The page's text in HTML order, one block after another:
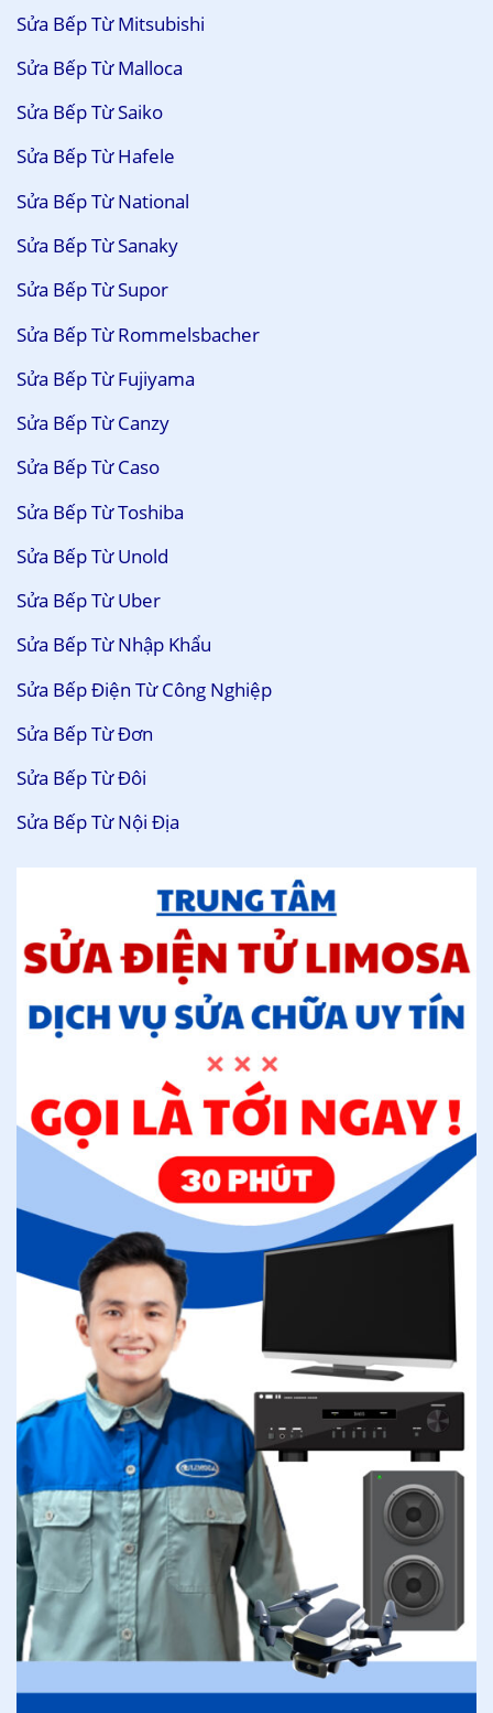
Sửa Bếp Từ Mitsubishi
Sửa Bếp Từ Malloca
Sửa Bếp Từ Saiko
Sửa Bếp Từ Hafele
Sửa Bếp Từ National
Sửa Bếp Từ Sanaky
Sửa Bếp Từ Supor
Sửa Bếp Từ Rommelsbacher
Sửa Bếp Từ Fujiyama
Sửa Bếp Từ Canzy
Sửa Bếp Từ Caso
Sửa Bếp Từ Toshiba
Sửa Bếp Từ Unold
Sửa Bếp Từ Uber
Sửa Bếp Từ Nhập Khẩu
Sửa Bếp Điện Từ Công Nghiệp
Sửa Bếp Từ Đơn
Sửa Bếp Từ Đôi
Sửa Bếp Từ Nội Địa